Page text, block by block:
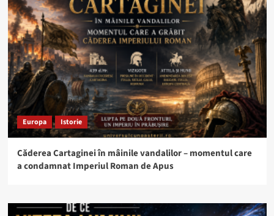
Europa Istorie
Căderea Cartaginei în mâinile vandalilor – momentul care
a condamnat Imperiul Roman de Apus